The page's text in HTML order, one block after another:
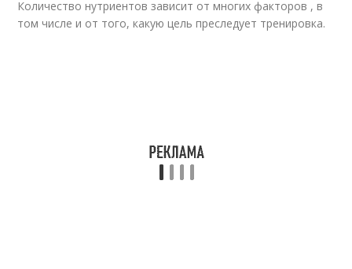
Количество нутриентов зависит от многих факторов , в
том числе и от того, какую цель преследует тренировка.